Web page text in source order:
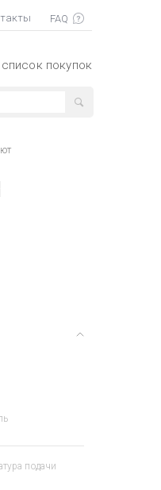
покупок
подачи